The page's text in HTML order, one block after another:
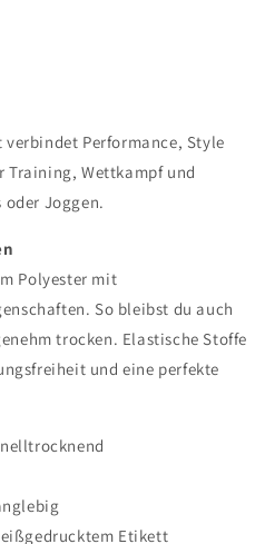
Performance, Style
Wettkampf und
oder Joggen.
Polyester mit
So bleibst du auch
trocken. Elastische Stoffe
und eine perfekte
Etikett